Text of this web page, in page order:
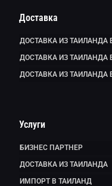
Доставка
ДОСТАВКА ИЗ ТАИЛАНДА
ДОСТАВКА ИЗ ТАИЛАНДА
ДОСТАВКА ИЗ ТАИЛАНДА
Услуги
БИЗНЕС ПАРТНЕР
ДОСТАВКА ИЗ ТАИЛАНДА
ИМПОРТ В ТАИЛАНД